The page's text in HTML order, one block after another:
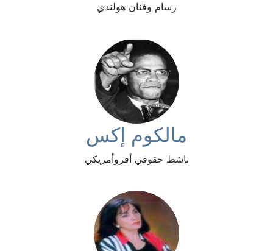
رسام وفنان هولندي
مالكوم إكس
ناشط حقوقي أفروأمريكي